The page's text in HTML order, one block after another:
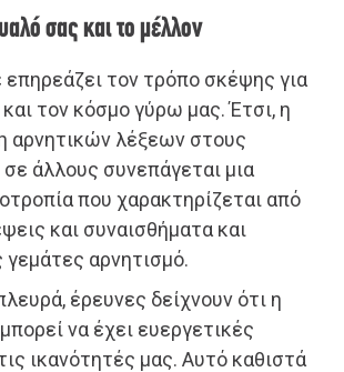
σας και το μέλλον
τον τρόπο σκέψης για
τον κόσμο γύρω μας. Έτσι, η
αρνητικών λέξεων στους
άλλους συνεπάγεται μια
που χαρακτηρίζεται από
και συναισθήματα και
αρνητισμό.
έρευνες δείχνουν ότι η
να έχει ευεργετικές
ικανότητές μας. Αυτό καθιστά